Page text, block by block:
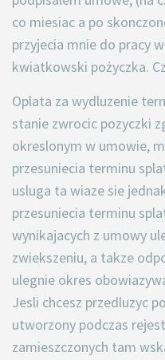
co miesiac a po
przyjecia mnie do pracy
kwiatkowski pożyczka.
Oplata za wydluzenie
stanie zwrocic pozyczki
okreslonym w umowie,
przesuniecia terminu
usluga ta wiaze sie
przesuniecia terminu
wynikajacych z umowy
zwiekszeniu, a takze
ulegnie okres
Jesli chcesz przedluzyc
utworzony podczas
zamieszczonych tam